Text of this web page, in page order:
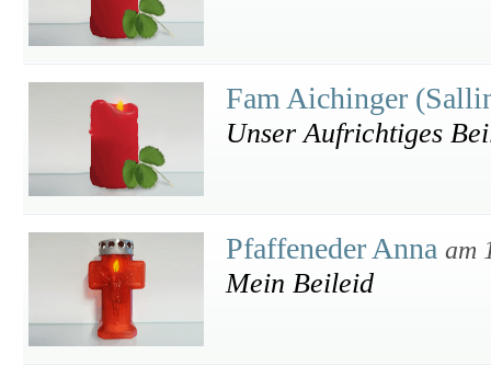
Fam Aichinger
Unser Aufrichtiges
Pfaffeneder Anna am
Mein Beileid